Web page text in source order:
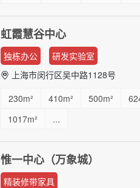
虹霞慧谷中心
独栋办公
研发实验室
上海市闵行区吴中路1128号
230m²
410m² 500m²
1017m²
...
惟一中心（万象城）
精装修带家具